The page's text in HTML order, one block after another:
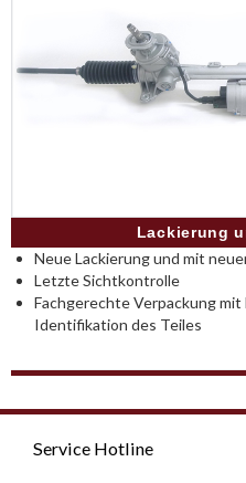
Lackierung
Neue Lackierung und mit
Letzte Sichtkontrolle
Fachgerechte Verpackung
Identifikation des Teiles
Service Hotline